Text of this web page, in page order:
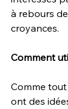
à rebours
croyances.
Comment
Comme
ont des